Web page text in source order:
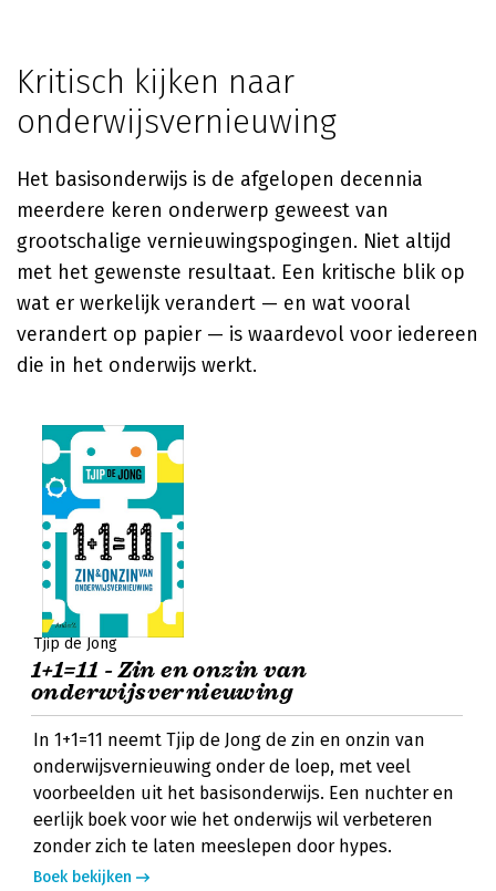
Kritisch kijken naar
onderwijsvernieuwing
Het basisonderwijs is de afgelopen decennia
meerdere keren onderwerp geweest van
grootschalige vernieuwingspogingen. Niet altijd
met het gewenste resultaat. Een kritische blik op
wat er werkelijk verandert — en wat vooral
verandert op papier — is waardevol voor iedereen
die in het onderwijs werkt.
Tjip de Jong
1+1=11 - Zin en onzin van
onderwijsvernieuwing
In 1+1=11 neemt Tjip de Jong de zin en onzin van
onderwijsvernieuwing onder de loep, met veel
voorbeelden uit het basisonderwijs. Een nuchter en
eerlijk boek voor wie het onderwijs wil verbeteren
zonder zich te laten meeslepen door hypes.
Boek bekijken